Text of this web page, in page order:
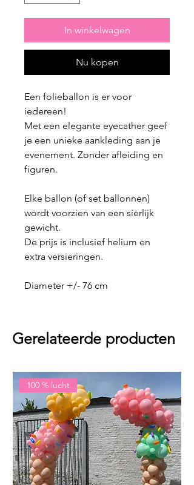
In winkelwagen
Nu kopen
Een folieballon is er voor
iedereen!
Met een elegante eyecather geef
je een unieke aankleding aan je
evenement. Zonder afleiding en
figuren.
Elke ballon (of set ballonnen)
wordt voorzien van een sierlijk
gewicht.
De prijs is inclusief helium en
extra versieringen.
Diameter +/- 76 cm
Gerelateerde producten
100 % lucht